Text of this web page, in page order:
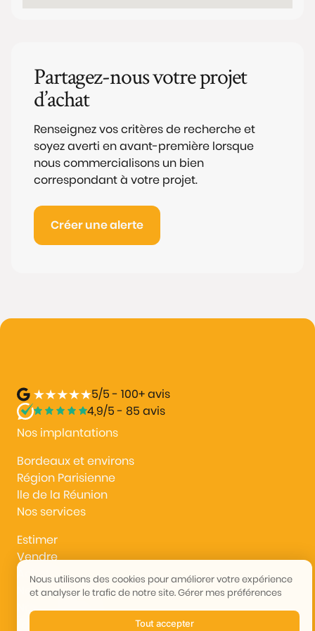
Partagez-nous votre projet
d’achat
Renseignez vos critères de recherche et
soyez averti en avant-première lorsque
nous commercialisons un bien
correspondant à votre projet.
Créer une alerte
5/5 - 100+ avis
4,9/5 - 85 avis
Nos implantations
Bordeaux et environs
Région Parisienne
lle de la Réunion
Nos services
Estimer
Vendre
Acheter
Nous rejoindre
Nous contacter
Nous utilisons des cookies pour améliorer votre expérience
et analyser le trafic de notre site.Gérer mes préférences
Tout accepter